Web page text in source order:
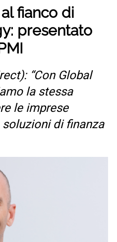
fianco di
presentato
“Con Global
la stessa
le imprese
di finanza